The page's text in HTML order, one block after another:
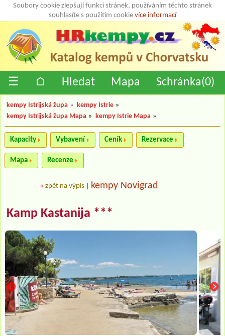
Soubory cookie zlepšují funkci stránek, používáním těchto stránek
souhlasíte s použitím cookie více informací
☰ ⌂ Hledat Mapa Schránka(0)
kempy Istrijská župa » kempy Istrie »
kempy Istrijská župa Mapa » kempy Istrie Mapa »
Kapacity Vybavení Ceník Rezervace
Mapa Recenze
« zpět na výpis kempy Novigrad
Kamp Kastanija ***